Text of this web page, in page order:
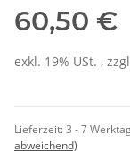
60,50 €
exkl. 19% USt. ,
Lieferzeit:3 - 7
abweichend)